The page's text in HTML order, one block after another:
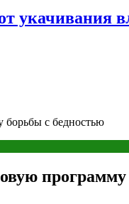
укачивания
с бедностью